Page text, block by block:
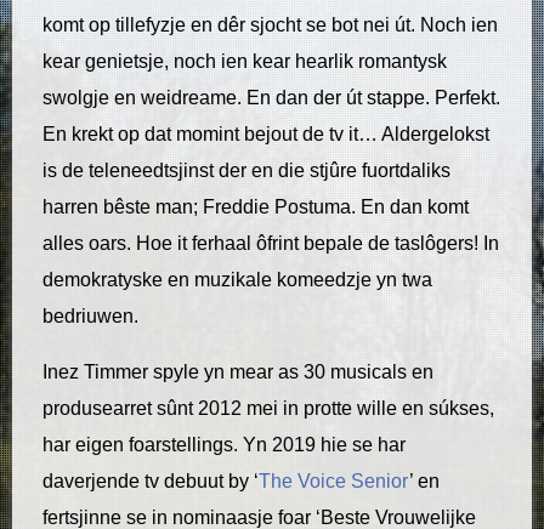
komt op tillefyzje en dêr sjocht se bot nei út. Noch ien
kear genietsje, noch ien kear hearlik romantysk
swolgje en weidreame. En dan der út stappe. Perfekt.
En krekt op dat momint bejout de tv it… Aldergelokst
is de teleneedtsjinst der en die stjûre fuortdaliks
harren bêste man; Freddie Postuma. En dan komt
alles oars. Hoe it ferhaal ôfrint bepale de taslôgers! In
demokratyske en muzikale komeedzje yn twa
bedriuwen.
Inez Timmer spyle yn mear as 30 musicals en
produsearret sûnt 2012 mei in protte wille en súkses,
har eigen foarstellings. Yn 2019 hie se har
daverjende tv debuut by ‘The Voice Senior’ en
fertsjinne se in nominaasje foar ‘Beste Vrouwelijke